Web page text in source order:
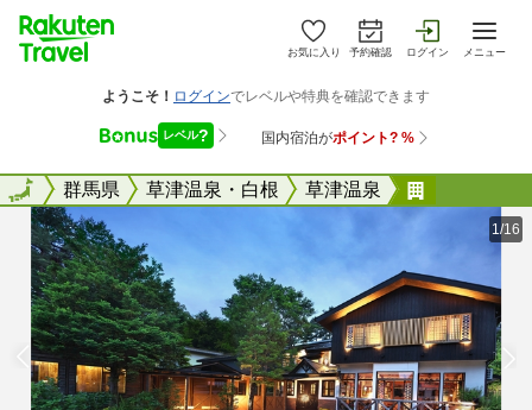
お気に入り 予約確認 ログイン メニュー
全国群馬県 草津温泉・白根 草津温泉
全国
1/16